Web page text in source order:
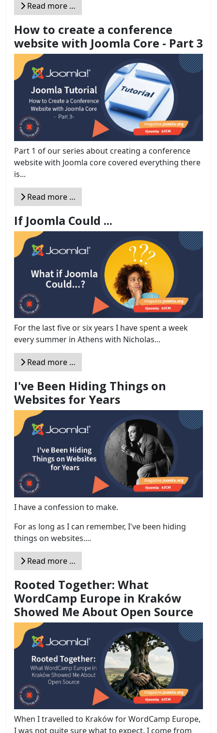
Read more …
How to create a conference
website with Joomla Core - Part 3
Part 1 of our series about creating a conference
website with Joomla core covered everything there
is...
Read more …
If Joomla Could ...
For the last five or six years I have spent a week
every summer in Athens with Nicholas...
Read more …
I've Been Hiding Things on
Websites for Years
I have a confession to make.
For as long as I can remember, I've been hiding
things on websites....
Read more …
Rooted Together: What
WordCamp Europe in Kraków
Showed Me About Open Source
When I travelled to Kraków for WordCamp Europe,
I was not quite sure what to expect. I come from